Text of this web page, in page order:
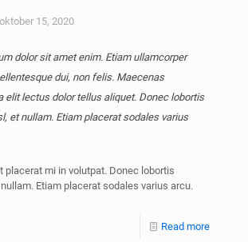
oktober 15, 2020
dolor sit amet enim. Etiam ullamcorper
dui, non felis. Maecenas
elit lectus dolor tellus aliquet. Donec lobortis
et nullam. Etiam placerat sodales varius
placerat mi in volutpat. Donec lobortis
Etiam placerat sodales varius arcu.
Read more